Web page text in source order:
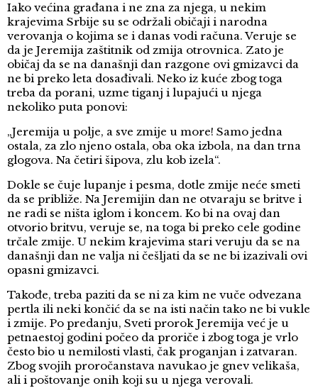
Iako većina građana i ne zna za njega, u nekim
krajevima Srbije su se održali običaji i narodna
verovanja o kojima se i danas vodi računa. Veruje se
da je Jeremija zaštitnik od zmija otrovnica. Zato je
običaj da se na današnji dan razgone ovi gmizavci da
ne bi preko leta dosađivali. Neko iz kuće zbog toga
treba da porani, uzme tiganj i lupajući u njega
nekoliko puta ponovi:
„Jeremija u polje, a sve zmije u more! Samo jedna
ostala, za zlo njeno ostala, oba oka izbola, na dan trna
glogova. Na četiri šipova, zlu kob izela“.
Dokle se čuje lupanje i pesma, dotle zmije neće smeti
da se približe. Na Jeremijin dan ne otvaraju se britve i
ne radi se ništa iglom i koncem. Ko bi na ovaj dan
otvorio britvu, veruje se, na toga bi preko cele godine
trčale zmije. U nekim krajevima stari veruju da se na
današnji dan ne valja ni češljati da se ne bi izazivali ovi
opasni gmizavci.
Takođe, treba paziti da se ni za kim ne vuče odvezana
pertla ili neki končić da se na isti način tako ne bi vukle
i zmije. Po predanju, Sveti prorok Jeremija već je u
petnaestoj godini počeo da proriče i zbog toga je vrlo
često bio u nemilosti vlasti, čak proganjan i zatvaran.
Zbog svojih proročanstava navukao je gnev velikaša,
ali i poštovanje onih koji su u njega verovali.